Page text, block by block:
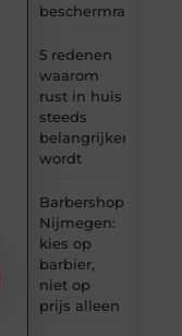
beschermrand
5 redenen
waarom
rust in huis
steeds
belangrijker
wordt
Barbershop
Nijmegen:
kies op
barbier,
niet op
prijs alleen